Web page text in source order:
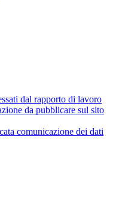
dal rapporto di lavoro
da pubblicare sul sito
comunicazione dei dati